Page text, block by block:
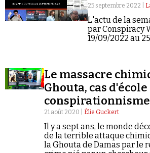
25 septembre 2022 |
L'actu de la
par Conspiracy
19/09/2022 au
Le massacre
Ghouta, cas d'école
21 août 2020 | Élie Guckert
Il y a sept ans, le monde
de la terrible attaque
la Ghouta de Damas par le